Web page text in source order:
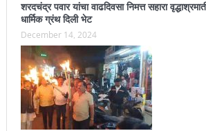
शरदचंद्र पवार यांचा वाढदिवसा निमत्त सहारा
धार्मिक ग्रंथ दिली भेट
December 14, 2024